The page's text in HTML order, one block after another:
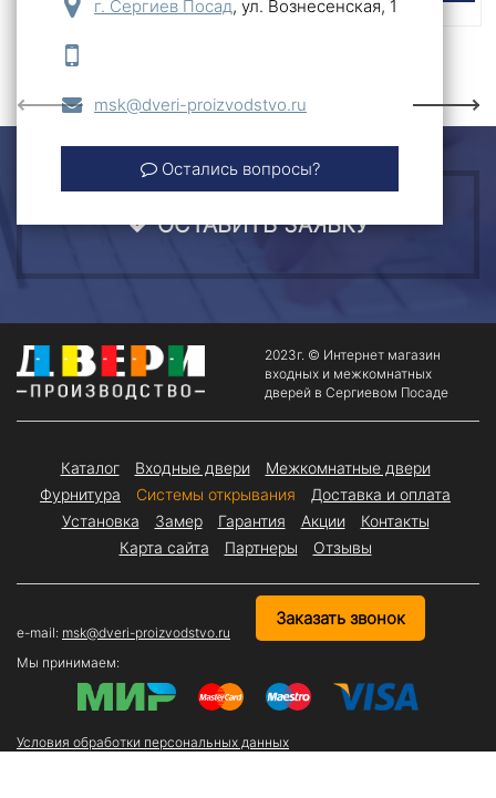
Previous Next
ОСТАВИТЬ ЗАЯВКУ
г. Сергиев Посад, ул. Вознесенская, 1
msk@dveri-proizvodstvo.ru
Остались вопросы?
2023г. © Интернет магазин
входных и межкомнатных
дверей в Сергиевом Посаде
Каталог Входные двери
Межкомнатные двери
Фурнитура
Системы открывания
Доставка и оплата
Установка
Замер Гарантия Акции
Контакты
Карта сайта
Партнеры Отзывы
e-mail: msk@dveri-proizvodstvo.ru
Заказать звонок
Мы принимаем:
Условия обработки персональных данных